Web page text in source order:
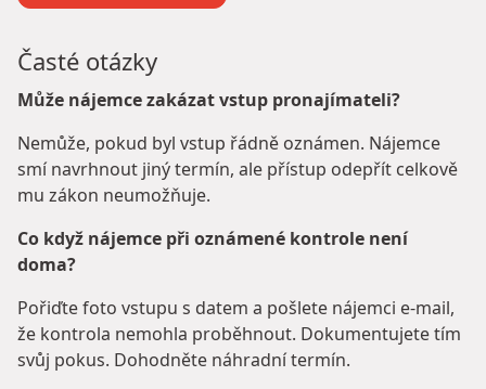
Časté otázky
Může nájemce zakázat vstup pronajímateli?
Nemůže, pokud byl vstup řádně oznámen. Nájemce
smí navrhnout jiný termín, ale přístup odepřít celkově
mu zákon neumožňuje.
Co když nájemce při oznámené kontrole není
doma?
Pořiďte foto vstupu s datem a pošlete nájemci e-mail,
že kontrola nemohla proběhnout. Dokumentujete tím
svůj pokus. Dohodněte náhradní termín.